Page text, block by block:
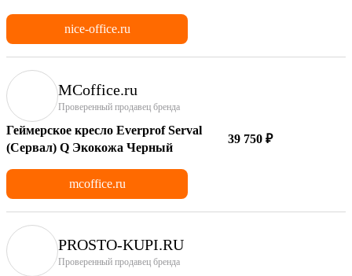
nice-office.ru
MCoffice.ru
Проверенный продавец бренда
Геймерское кресло Everprof Serval
(Сервал) Q Экокожа Черный
39 750 ₽
mcoffice.ru
PROSTO-KUPI.RU
Проверенный продавец бренда